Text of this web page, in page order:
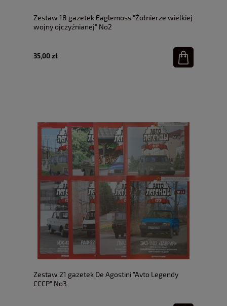
Zestaw 18 gazetek Eaglemoss "Żołnierze wielkiej
wojny ojczyźnianej" No2
35,00 zł
Zestaw 21 gazetek De Agostini "Avto Legendy
CCCP" No3